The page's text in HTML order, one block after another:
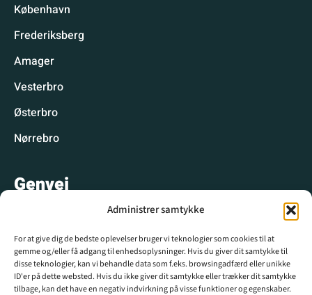
Administrer samtykke
For at give dig de bedste oplevelser bruger vi teknologier som cookies til at
gemme og/eller få adgang til enhedsoplysninger. Hvis du giver dit samtykke til
disse teknologier, kan vi behandle data som f.eks. browsingadfærd eller unikke
ID'er på dette websted. Hvis du ikke giver dit samtykke eller trækker dit samtykke
tilbage, kan det have en negativ indvirkning på visse funktioner og egenskaber.
København
Frederiksberg
Amager
Vesterbro
Østerbro
Nørrebro
Genvej
Hyggelige spisesteder
Hyggelige aktiviteter
CPH WIKI